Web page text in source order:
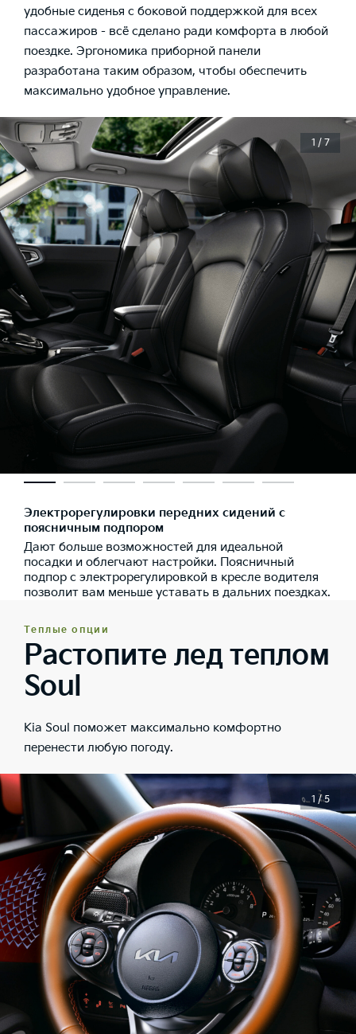
удобные сиденья с боковой поддержкой для всех
пассажиров - всё сделано ради комфорта в любой
поездке. Эргономика приборной панели
разработана таким образом, чтобы обеспечить
максимально удобное управление.
Электрорегулировки передних сидений с
поясничным подпором
Дают больше возможностей для идеальной
посадки и облегчают настройки. Поясничный
подпор с электрорегулировкой в кресле водителя
позволит вам меньше уставать в дальних поездках.
1 / 7
Теплые опции
Растопите лед теплом
Soul
Kia Soul поможет максимально комфортно
перенести любую погоду.
1 / 5